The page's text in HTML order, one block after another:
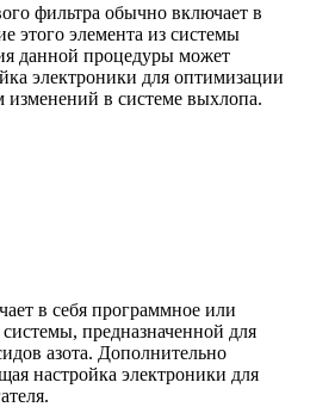
фильтра обычно включает в
этого элемента из системы
данной процедуры может
электроники для оптимизации
изменений в системе выхлопа.
в себя программное или
предназначенной для
азота. Дополнительно
настройка электроники для